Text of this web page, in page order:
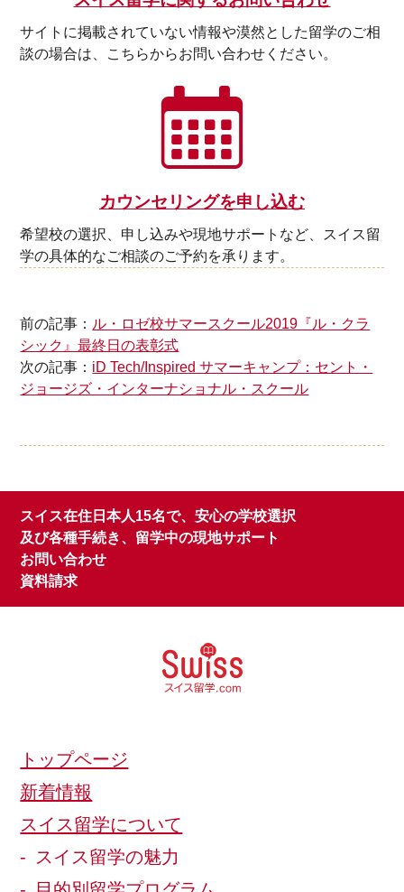
サイトに掲載されていない情報や漠然とした留学のご相
談の場合は、こちらからお問い合わせください。
カウンセリングを申し込む
希望校の選択、申し込みや現地サポートなど、スイス留
学の具体的なご相談のご予約を承ります。
前の記事： ル・ロゼ校サマースクール2019『ル・クラ
シック』最終日の表彰式
次の記事： iD Tech/Inspired サマーキャンプ：セント・
ジョージズ・インターナショナル・スクール
スイス在住日本人15名で、安心の学校選択
及び各種手続き、留学中の現地サポート
お問い合わせ
資料請求
トップページ
新着情報
スイス留学について
スイス留学の魅力